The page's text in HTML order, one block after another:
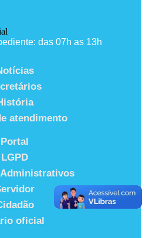
das 07h as 13h
atendimento
Portal
LGPD
oficial